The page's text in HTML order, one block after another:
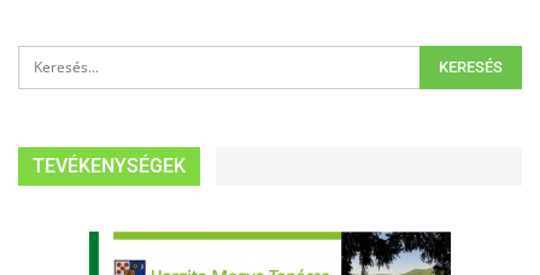
TEVÉKENYSÉGEK